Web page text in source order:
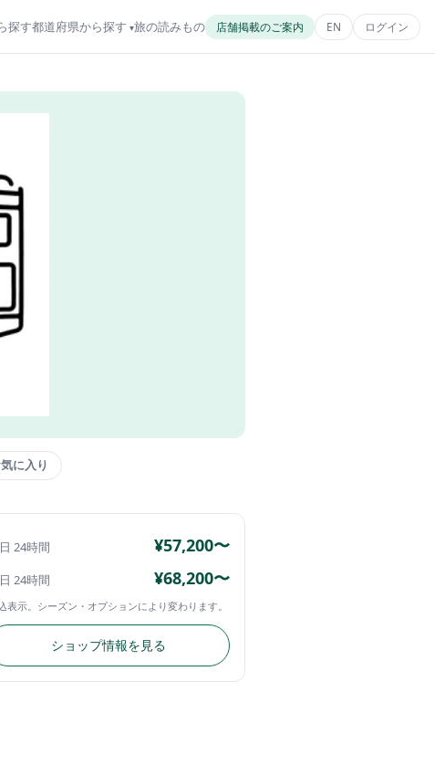
探す都道府県から探す 旅の読みもの 店舗掲載のご案内 EN ログイン
に入り
24時間 ¥57,200〜
24時間 ¥68,200〜
表示。シーズン・オプションにより変わります。
ショップ情報を見る